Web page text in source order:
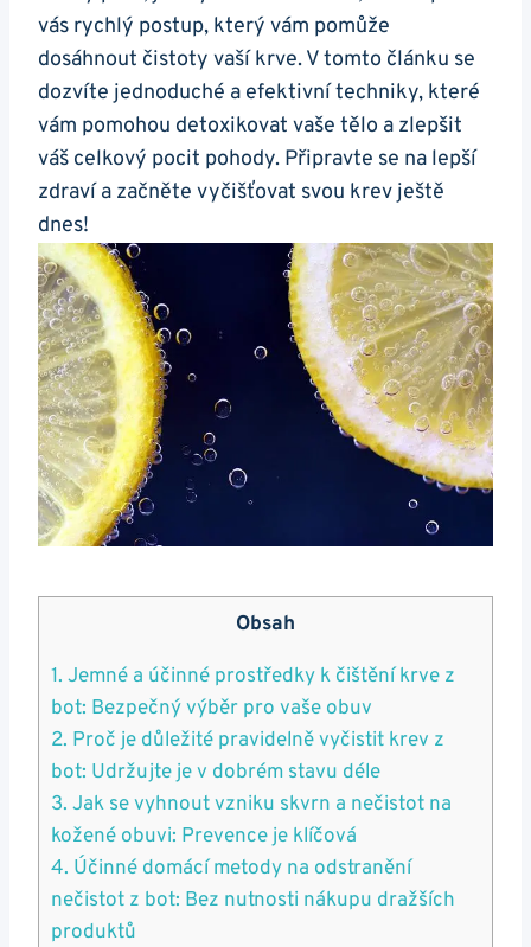
vás rychlý postup, který vám pomůže
dosáhnout čistoty vaší krve. V tomto článku ​se
dozvíte jednoduché a efektivní techniky, které
vám ‌pomohou detoxikovat vaše tělo a zlepšit
váš celkový pocit pohody. Připravte se na lepší
zdraví a začněte vyčišťovat svou krev ještě
dnes!
Obsah
1. Jemné a účinné prostředky k čištění ‌krve z
bot: Bezpečný‍ výběr pro vaše​ obuv
2. Proč je ‌důležité pravidelně vyčistit krev z
bot: Udržujte je v dobrém stavu déle
3. Jak se vyhnout vzniku skvrn a ​nečistot na
kožené obuvi: Prevence je klíčová
4. Účinné domácí‍ metody na odstranění
nečistot z bot: Bez nutnosti nákupu dražších
produktů